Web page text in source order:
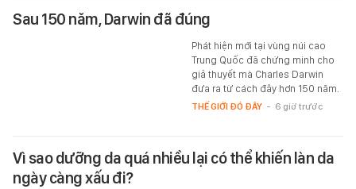
Sau 150 năm, Darwin đã đúng
Phát hiện mới tại vùng núi cao
Trung Quốc đã chứng minh cho
giả thuyết mà Charles Darwin
đưa ra từ cách đây hơn 150 năm.
THẾ GIỚI ĐÓ ĐÂY - 6 giờ trước
Vì sao dưỡng da quá nhiều lại có thể khiến làn da
ngày càng xấu đi?